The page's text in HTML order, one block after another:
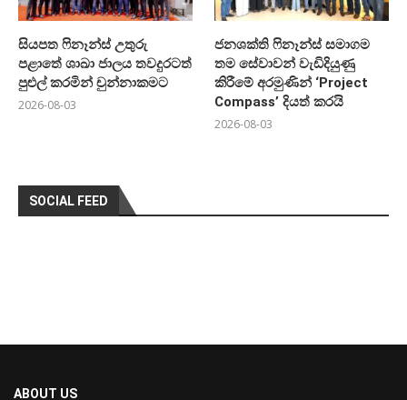
සියපත ෆිනෑන්ස් උතුරු
පළාතේ ශාඛා ජාලය තවදුරටත්
පුළුල් කරමින් චුන්නාකමට
2026-08-03
ජනශක්ති ෆිනෑන්ස් සමාගම
තම සේවාවන් වැඩිදියුණු
කිරීමේ අරමුණින් ‘Project
Compass’ දියත් කරයි
2026-08-03
SOCIAL FEED
ABOUT US